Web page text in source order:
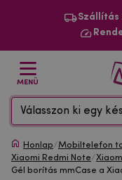
Szállítás
MENÜ
Válasszon ki egy
Honlap/Mobiltelefon
Xiaomi Redmi Note/
Gél borítás mmCase a